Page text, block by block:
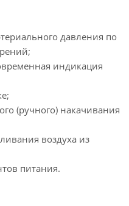
давления по
индикация
(ручного) накачивания
воздуха из
питания.